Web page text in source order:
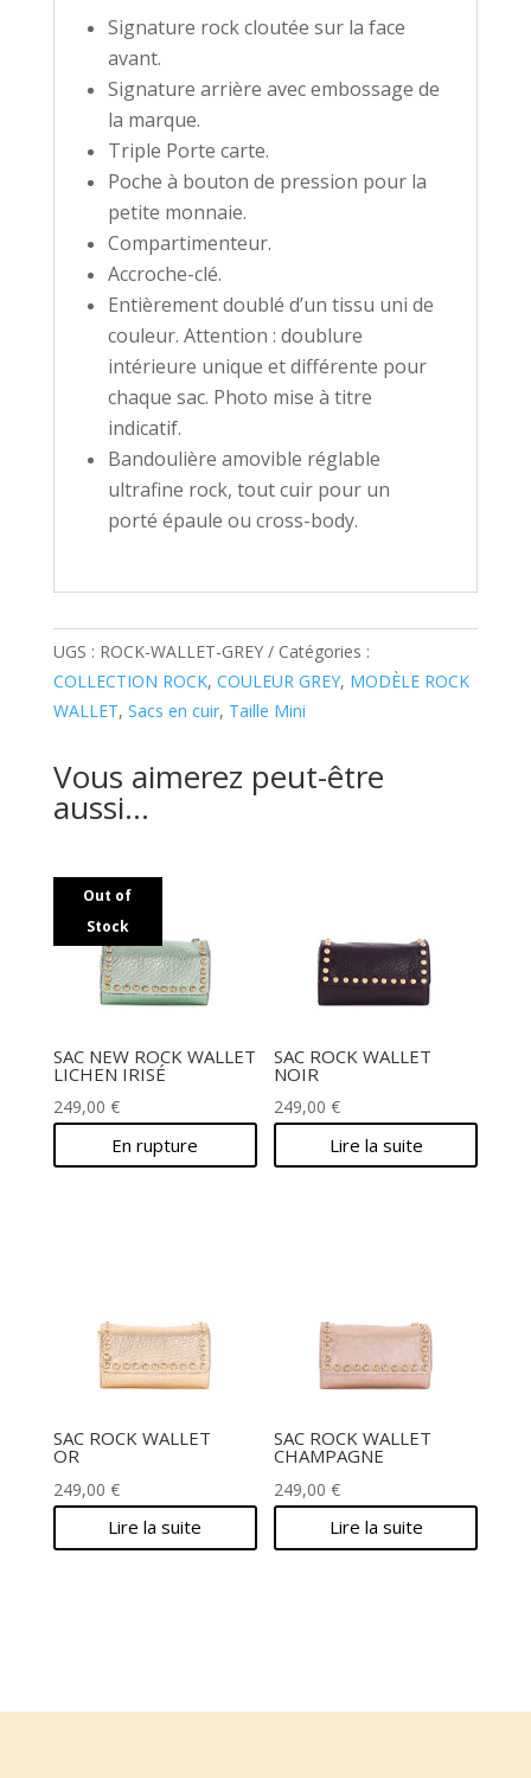
Signature rock cloutée sur la face
avant.
Signature arrière avec embossage de
la marque.
Triple Porte carte.
Poche à bouton de pression pour la
petite monnaie.
Compartimenteur.
Accroche-clé.
Entièrement doublé d’un tissu uni de
couleur. Attention : doublure
intérieure unique et différente pour
chaque sac. Photo mise à titre
indicatif.
Bandoulière amovible réglable
ultrafine rock, tout cuir pour un
porté épaule ou cross-body.
UGS : ROCK-WALLET-GREY
Catégories :
COLLECTION ROCK, COULEUR GREY, MODÈLE ROCK
WALLET, Sacs en cuir, Taille Mini
Vous aimerez peut-être
aussi…
Out of
Stock
SAC NEW ROCK WALLET
LICHEN IRISÉ
249,00 €
En rupture
SAC ROCK WALLET
NOIR
249,00€
Lire la suite
SAC ROCK WALLET
OR
249,00 €
Lire la suite
SAC ROCK WALLET
CHAMPAGNE
249,00€
Lire la suite